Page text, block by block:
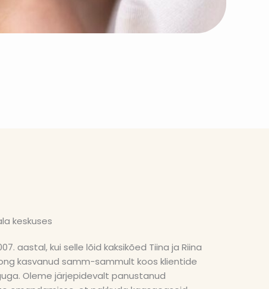
keskuses
aastal, kui selle lõid kaksikõed Tiina ja Riina
kasvanud samm-sammult koos klientide
Oleme järjepidevalt panustanud